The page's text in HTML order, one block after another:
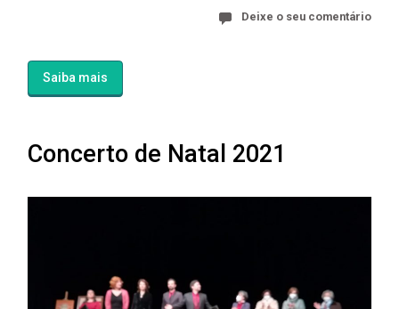
Deixe o seu comentário
Saiba mais
Concerto de Natal 2021